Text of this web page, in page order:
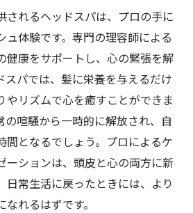
されるヘッドスパは、プロの手に
ュ体験です。専門の理容師による
健康をサポートし、心の緊張を解
スパでは、髪に栄養を与えるだけ
やリズムで心を癒すことができま
の喧騒から一時的に解放され、自
間となるでしょう。プロによるケ
ーションは、頭皮と心の両方に新
日常生活に戻ったときには、より
れるはずです。